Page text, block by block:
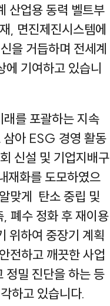
산업용 동력 벨트부
, 면진제진시스템에
을 거듭하며 전세계
기여하고 있습니
를 포괄하는 지속
삼아 ESG 경영 활동
신설 및 기업지배구
재화를 도모하였으
맞게 탄소 중립 및
폐수 정화 후 재이용
위하여 중장기 계획
전하고 깨끗한 사업
정밀 진단을 하는 등
하고 있습니다.